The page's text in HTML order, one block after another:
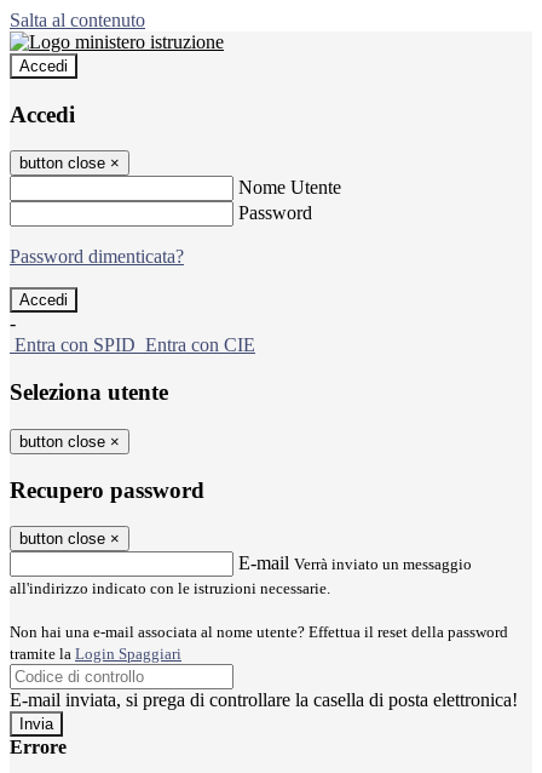
Salta al contenuto
Accedi
Accedi
button close ×
Nome Utente
Password
Password dimenticata?
-
Entra con SPID Entra con CIE
Seleziona utente
button close ×
Recupero password
button close ×
E-mail Verrà inviato un messaggio
all'indirizzo indicato con le istruzioni necessarie.
Non hai una e-mail associata al nome utente? Effettua il reset della password
tramite la Login Spaggiari
E-mail inviata, si prega di controllare la casella di posta elettronica!
Errore